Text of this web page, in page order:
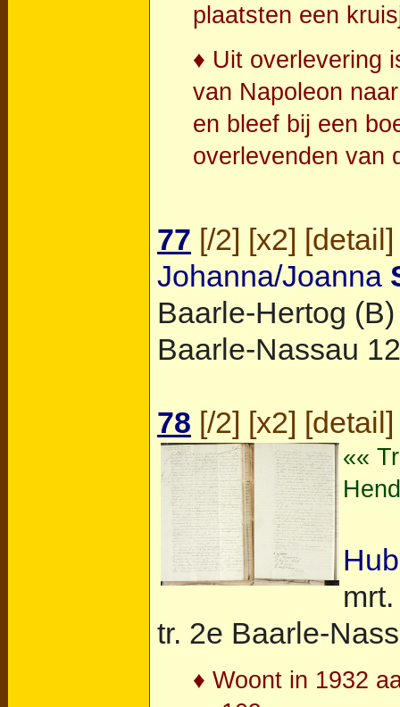
plaatsten een
♦ Uit overlevering
van Napoleon
en bleef bij een
overlevenden van
77 [/2] [x2] [detail]
Johanna/Joanna
Baarle-Hertog (B)
Baarle-Nassau
78 [/2] [x2] [detail]
««
tr. 2e Baarle-
♦ Woont in 1932